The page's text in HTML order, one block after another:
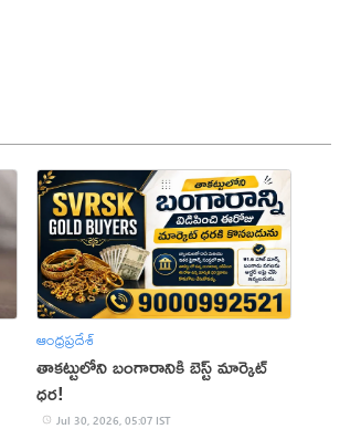
ఆంధ్రప్రదేశ్
తాకట్టులోని బంగారానికి బెస్ట్ మార్కెట్
ధర!
Jul 30, 2026, 05:07 IST